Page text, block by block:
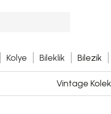
Kolye Bileklik Bilezik
Vintage